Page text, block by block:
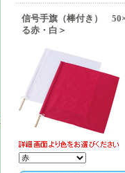
信号手旗（棒付き）
る赤・白＞